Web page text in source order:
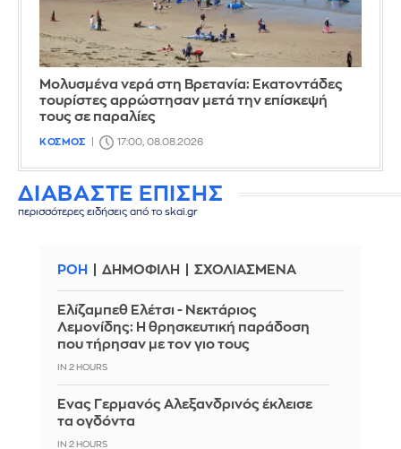
Μολυσμένα νερά στη Βρετανία: Εκατοντάδες
τουρίστες αρρώστησαν μετά την επίσκεψή
τους σε παραλίες
ΚΟΣΜΟΣ 17:00, 08.08.2026
ΔΙΑΒΑΣΤΕ ΕΠΙΣΗΣ
περισσότερες ειδήσεις από το skai.gr
ΡΟΗ ΔΗΜΟΦΙΛΗ ΣΧΟΛΙΑΣΜΕΝΑ
Ελίζαμπεθ Ελέτσι - Νεκτάριος
Λεμονίδης: Η θρησκευτική παράδοση
που τήρησαν με τον γιο τους
IN 2 HOURS
Ένας Γερμανός Αλεξανδρινός έκλεισε
τα ογδόντα
IN 2 HOURS